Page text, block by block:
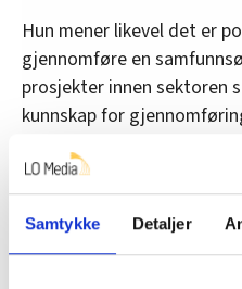
Samtykke Detaljer
Hun mener likevel det er
gjennomføre en
prosjekter innen sektoren
kunnskap for
– Vårt mål er som kjent at
styrkes og utvikles, og at
Statens vegvesen, sier
•LO og NHO enige om